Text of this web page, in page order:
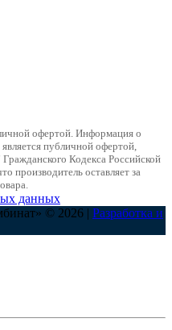
офертой. Информация о
публичной офертой,
Кодекса Российской
производитель оставляет за
данных
© 2026 | Разработка и